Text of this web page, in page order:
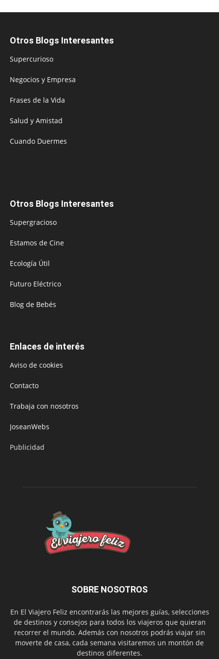
Otros Blogs Interesantes
Supercurioso
Negocios y Empresa
Frases de la Vida
Salud y Amistad
Cuando Duermes
Otros Blogs Interesantes
Supergracioso
Estamos de Cine
Ecología Útil
Futuro Eléctrico
Blog de Bebés
Enlaces de interés
Aviso de cookies
Contacto
Trabaja con nosotros
JoseanWebs
Publicidad
SOBRE NOSOTROS
En El Viajero Feliz encontrarás las mejores guías, selecciones
de destinos y consejos para todos los viajeros que quieran
recorrer el mundo. Además con nosotros podrás viajar sin
moverte de casa, cada semana visitaremos un montón de
destinos diferentes.